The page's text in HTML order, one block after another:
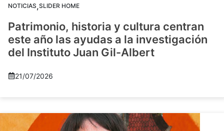
NOTICIAS,SLIDER HOME
Patrimonio, historia y cultura centran
este año las ayudas a la investigación
del Instituto Juan Gil-Albert
21/07/2026